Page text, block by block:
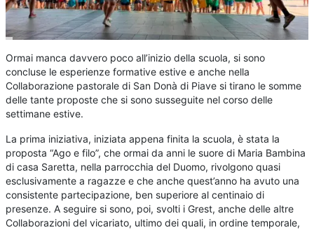
Ormai manca davvero poco all’inizio della scuola, si sono
concluse le esperienze formative estive e anche nella
Collaborazione pastorale di San Donà di Piave si tirano le somme
delle tante proposte che si sono susseguite nel corso delle
settimane estive.
La prima iniziativa, iniziata appena finita la scuola, è stata la
proposta “Ago e filo”, che ormai da anni le suore di Maria Bambina
di casa Saretta, nella parrocchia del Duomo, rivolgono quasi
esclusivamente a ragazze e che anche quest’anno ha avuto una
consistente partecipazione, ben superiore al centinaio di
presenze. A seguire si sono, poi, svolti i Grest, anche delle altre
Collaborazioni del vicariato, ultimo dei quali, in ordine temporale,